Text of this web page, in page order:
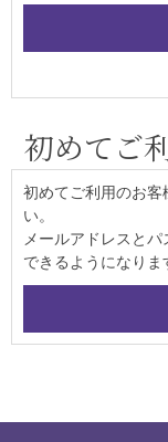
初めてご
初めてご利用のお客
い。
メールアドレスと
できるようになりま